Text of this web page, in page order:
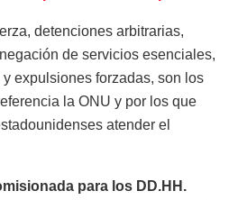
detenciones arbitrarias,
de servicios esenciales,
expulsiones forzadas, son los
la ONU y por los que
atender el
para los DD.HH.